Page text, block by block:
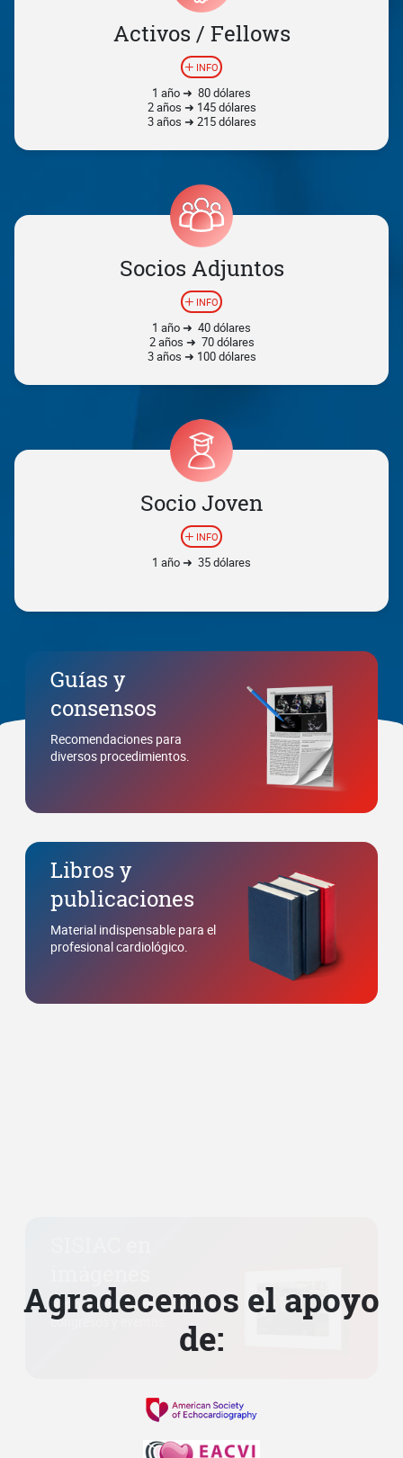
Activos / Fellows
INFO
1 año ➜ 80 dólares
2 años ➜ 145 dólares
3 años ➜ 215 dólares
Socios Adjuntos
INFO
1 año ➜ 40 dólares
2 años ➜ 70 dólares
3 años ➜ 100 dólares
Socio Joven
INFO
1 año ➜ 35 dólares
Guías y
consensos
Recomendaciones para
diversos procedimientos.
Libros y
publicaciones
Material indispensable para el
profesional cardiológico.
Agradecemos el apoyo
de: